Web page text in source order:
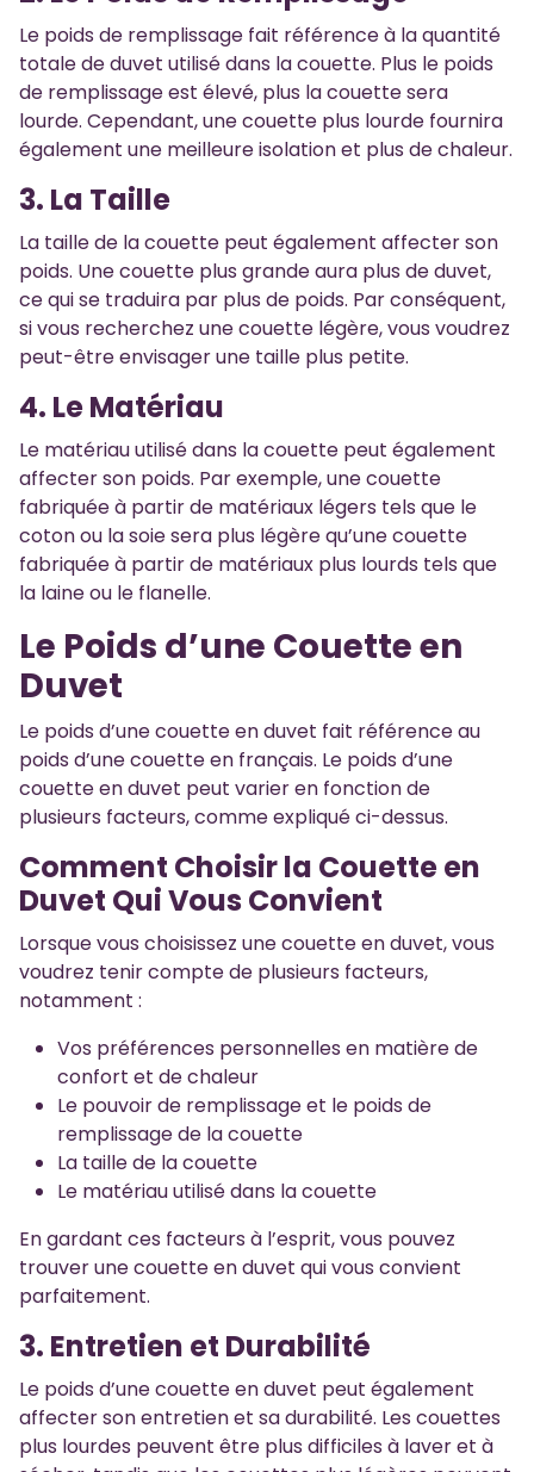
Le poids de remplissage fait référence à la quantité
totale de duvet utilisé dans la couette. Plus le poids
de remplissage est élevé, plus la couette sera
lourde. Cependant, une couette plus lourde fournira
également une meilleure isolation et plus de chaleur.
3. La Taille
La taille de la couette peut également affecter son
poids. Une couette plus grande aura plus de duvet,
ce qui se traduira par plus de poids. Par conséquent,
si vous recherchez une couette légère, vous voudrez
peut-être envisager une taille plus petite.
4. Le Matériau
Le matériau utilisé dans la couette peut également
affecter son poids. Par exemple, une couette
fabriquée à partir de matériaux légers tels que le
coton ou la soie sera plus légère qu’une couette
fabriquée à partir de matériaux plus lourds tels que
la laine ou le flanelle.
Le Poids d’une Couette en
Duvet
Le poids d’une couette en duvet fait référence au
poids d’une couette en français. Le poids d’une
couette en duvet peut varier en fonction de
plusieurs facteurs, comme expliqué ci-dessus.
Comment Choisir la Couette en
Duvet Qui Vous Convient
Lorsque vous choisissez une couette en duvet, vous
voudrez tenir compte de plusieurs facteurs,
notamment :
Vos préférences personnelles en matière de
confort et de chaleur
Le pouvoir de remplissage et le poids de
remplissage de la couette
La taille de la couette
Le matériau utilisé dans la couette
En gardant ces facteurs à l’esprit, vous pouvez
trouver une couette en duvet qui vous convient
parfaitement.
3. Entretien et Durabilité
Le poids d’une couette en duvet peut également
affecter son entretien et sa durabilité. Les couettes
plus lourdes peuvent être plus difficiles à laver et à